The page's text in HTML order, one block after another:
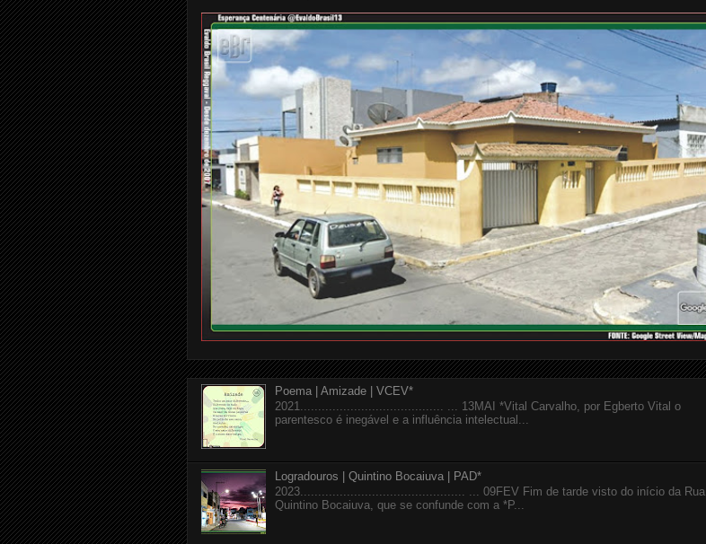
Poema | Amizade | VCEV*
2021........................................ ... 13MAI *Vital Carvalho, por Egberto Vital o
parentesco é inegável e a influência intelectual...
Logradouros | Quintino Bocaiuva | PAD*
2023.............................................. ... 09FEV Fim de tarde visto do início da Rua
Quintino Bocaiuva, que se confunde com a *P...